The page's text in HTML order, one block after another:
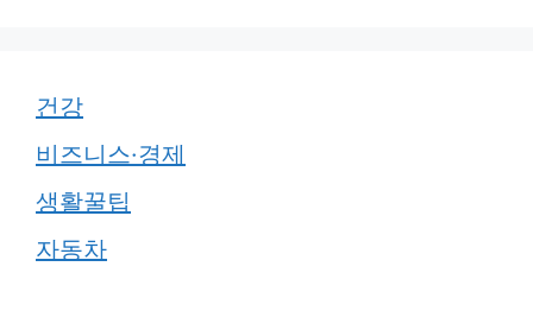
건강
비즈니스·경제
생활꿀팁
자동차